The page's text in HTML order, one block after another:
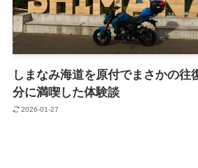
しまなみ海道を原付でまさかの往
分に満喫した体験談
2026-01-27